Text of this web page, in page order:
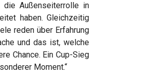
Außenseiterrolle in
haben. Gleichzeitig
reden über Erfahrung
und das ist, welche
Chance. Ein Cup-Sieg
Moment.“